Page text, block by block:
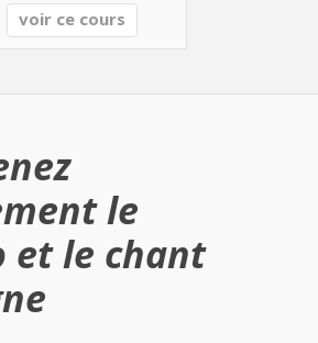
voir ce cours
le
et le chant